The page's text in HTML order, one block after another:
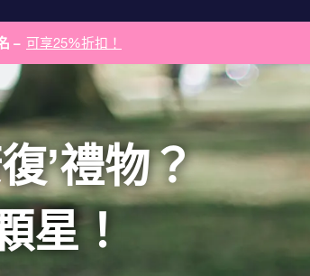
– 可享25%折扣！
’禮物？
星！